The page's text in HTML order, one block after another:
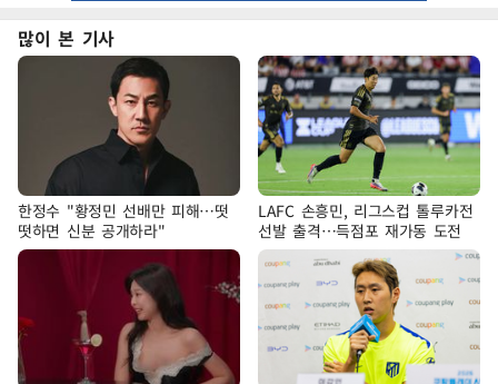
많이 본 기사
한정수 "황정민 선배만 피해…떳
떳하면 신분 공개하라"
LAFC 손흥민, 리그스컵 톨루카전
선발 출격…득점포 재가동 도전